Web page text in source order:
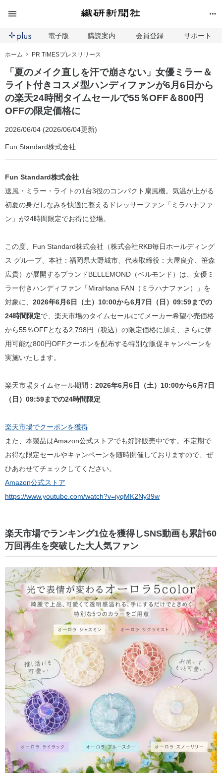
電子版 購読案内 会員登録 サポート
ホーム PR TIMESプレスリリース
「夏のメイク直しを汗で崩さない」女優ミラー＆
ライト付きコスメ型ハンディファンが6月6日から
の楽天24時間タイムセールで55％OFF＆800円
OFFの限定価格に
2026/06/04 (2026/06/04更新)
Fun Standard株式会社
Fun Standard株式会社
送風・ミラー・ライトの1台3役のコンパクト扇風機。気温が上がる
初夏の身だしなみを快適に整えるドレッサーファン「ミラハナファ
ン」が24時間限定でお得に登場。
この度、Fun Standard株式会社（株式会社RKB毎日ホールディング
ス グループ、本社：福岡県大野城市、代表取締役：大屋良介、笹森
広貴）が展開するブランドBELLEMOND（ベルモンド）は、女優ミ
ラー付きハンディファン「MiraHana FAN（ミラハナファン）」を
対象に、 2026年6月6日（土）10:00から6月7日（日）09:59までの
24時間限定で、楽天市場のタイムセールにてメーカー希望小売価格
から55％OFFとなる2,798円（税込）の限定価格に加え、さらに併
用可能な800円OFFクーポンを配布する特別な販促キャンペーンを
実施いたします。
楽天市場タイムセール期間： 2026年6月6日（土）10:00から6月7日
（日）09:59までの24時間限定
楽天市場でクーポンを獲得
また、本製品はAmazon公式ストアでも好評販売中です。不定期で
お得な限定セールやキャンペーンを随時開催しておりますので、ぜ
ひあわせてチェックしてください。
Amazon公式ストア
https://www.youtube.com/watch?v=iyqMK2Ny39w
楽天市場でランキング1位を獲得しSNS動画も累計60
万回再生を突破した大人気ファン